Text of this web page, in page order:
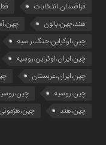
قزاقستان،انتخابات
هند،چین،بالون
چین،اوکراین،جنگ،ر.سیه
چین،ایران،اوکراین،روسیه
چین،ایران،عربستان
چین،روسیه
چین،هند